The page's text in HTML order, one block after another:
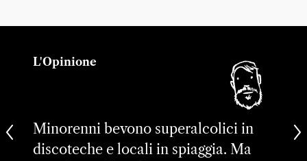
L'Opinione
Minorenni bevono superalcolici in
discoteche e locali in spiaggia. Ma